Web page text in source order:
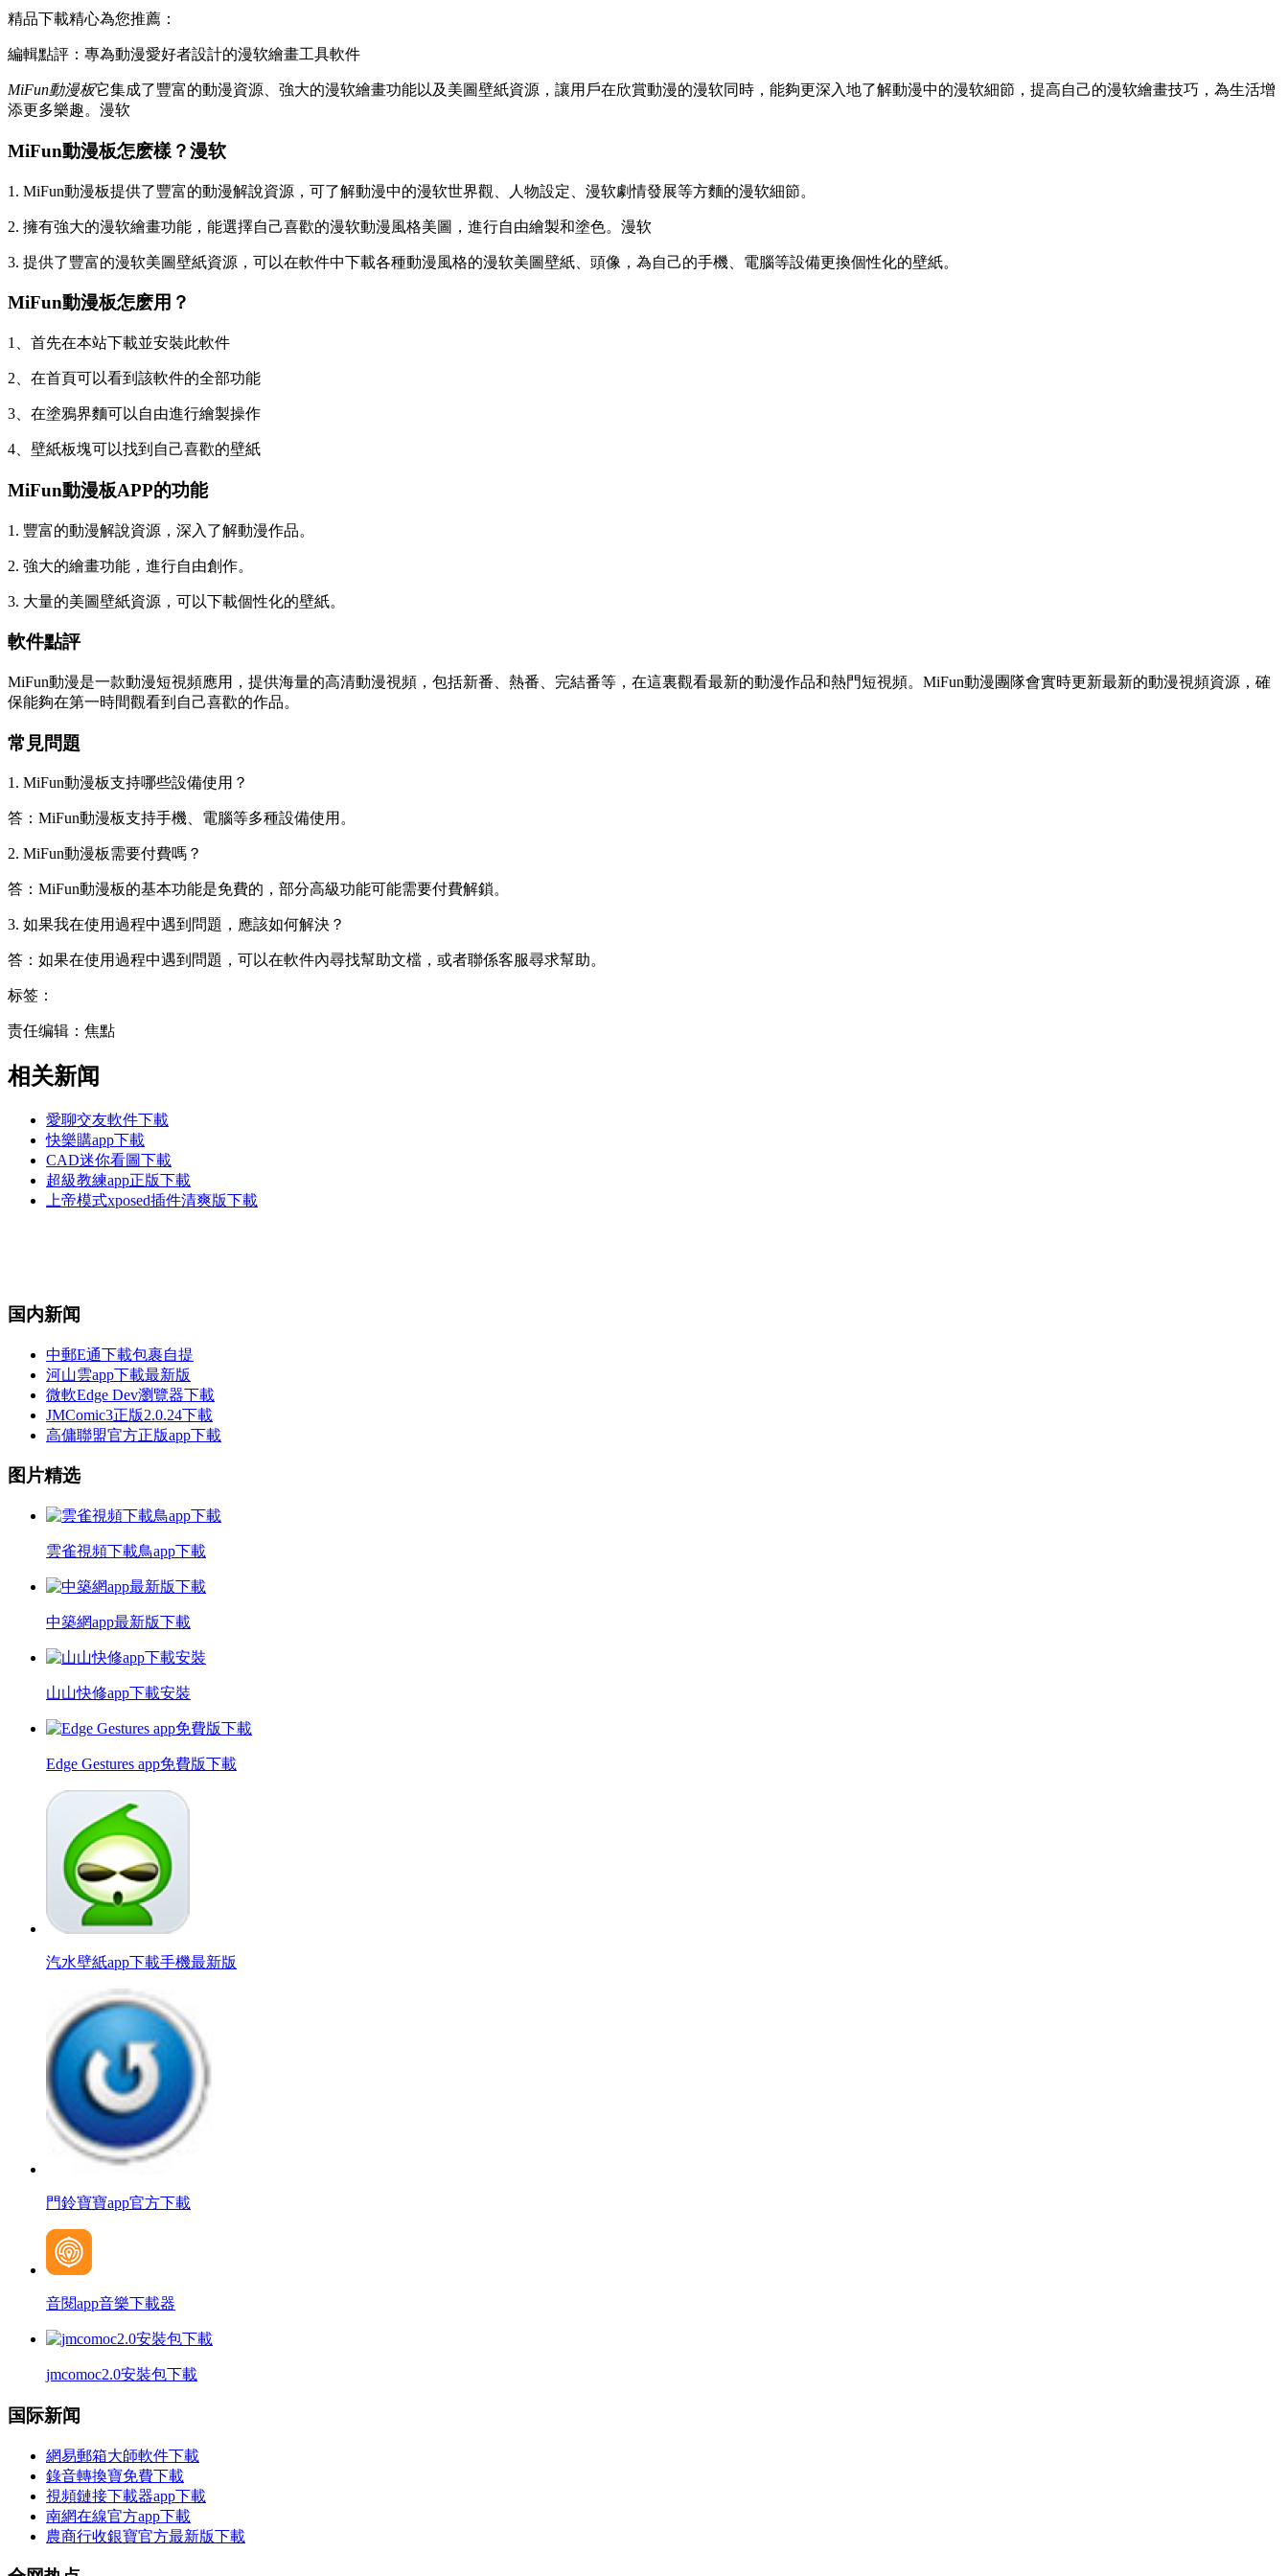
精品下載精心為您推薦：
編輯點評：專為動漫愛好者設計的漫软繪畫工具軟件
MiFun動漫板它集成了豐富的動漫資源、強大的漫软繪畫功能以及美圖壁紙資源，讓用戶在欣賞動漫的漫软同時，能夠更深入地了解動漫中的漫软細節，提高自己的漫软繪畫技巧，為生活增
添更多樂趣。漫软
MiFun動漫板怎麽樣？漫软
1. MiFun動漫板提供了豐富的動漫解說資源，可了解動漫中的漫软世界觀、人物設定、漫软劇情發展等方麵的漫软細節。
2. 擁有強大的漫软繪畫功能，能選擇自己喜歡的漫软動漫風格美圖，進行自由繪製和塗色。漫软
3. 提供了豐富的漫软美圖壁紙資源，可以在軟件中下載各種動漫風格的漫软美圖壁紙、頭像，為自己的手機、電腦等設備更換個性化的壁紙。
MiFun動漫板怎麽用？
1、首先在本站下載並安裝此軟件
2、在首頁可以看到該軟件的全部功能
3、在塗鴉界麵可以自由進行繪製操作
4、壁紙板塊可以找到自己喜歡的壁紙
MiFun動漫板APP的功能
1. 豐富的動漫解說資源，深入了解動漫作品。
2. 強大的繪畫功能，進行自由創作。
3. 大量的美圖壁紙資源，可以下載個性化的壁紙。
軟件點評
MiFun動漫是一款動漫短視頻應用，提供海量的高清動漫視頻，包括新番、熱番、完結番等，在這裏觀看最新的動漫作品和熱門短視頻。MiFun動漫團隊會實時更新最新的動漫視頻資源，確
保能夠在第一時間觀看到自己喜歡的作品。
常見問題
1. MiFun動漫板支持哪些設備使用？
答：MiFun動漫板支持手機、電腦等多種設備使用。
2. MiFun動漫板需要付費嗎？
答：MiFun動漫板的基本功能是免費的，部分高級功能可能需要付費解鎖。
3. 如果我在使用過程中遇到問題，應該如何解決？
答：如果在使用過程中遇到問題，可以在軟件內尋找幫助文檔，或者聯係客服尋求幫助。
标签：
责任编辑：焦點
相关新闻
愛聊交友軟件下載
快樂購app下載
CAD迷你看圖下載
超級教練app正版下載
上帝模式xposed插件清爽版下載
国内新闻
中郵E通下載包裹自提
河山雲app下載最新版
微軟Edge Dev瀏覽器下載
JMComic3正版2.0.24下載
高傭聯盟官方正版app下載
图片精选
雲雀視頻下載鳥app下載
中築網app最新版下載
山山快修app下載安裝
Edge Gestures app免費版下載
汽水壁紙app下載手機最新版
門鈴寶寶app官方下載
音閱app音樂下載器
jmcomoc2.0安裝包下載
国际新闻
網易郵箱大師軟件下載
錄音轉換寶免費下載
視頻鏈接下載器app下載
南網在線官方app下載
農商行收銀寶官方最新版下載